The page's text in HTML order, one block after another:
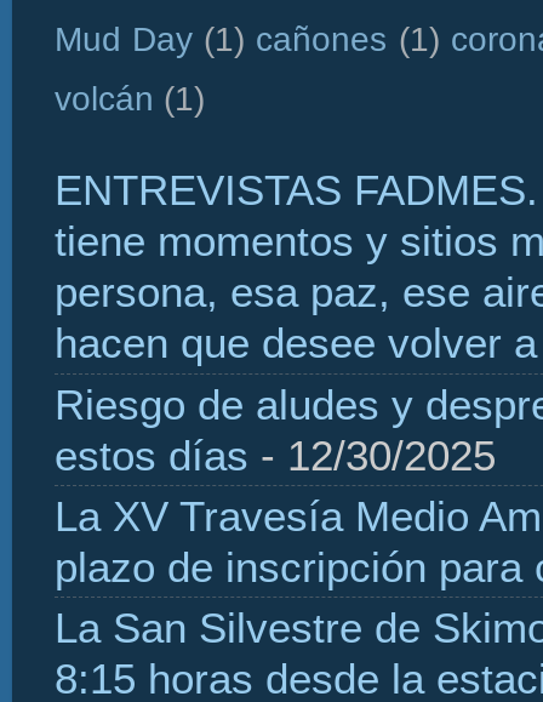
Mud Day (1) cañones (1)
volcán (1)
ENTREVISTAS
tiene momentos y sitios
persona, esa paz, ese
hacen que desee volver
Riesgo de aludes y
estos días - 12/30/2025
La XV Travesía Medio
plazo de inscripción para
La San Silvestre de
8:15 horas desde la